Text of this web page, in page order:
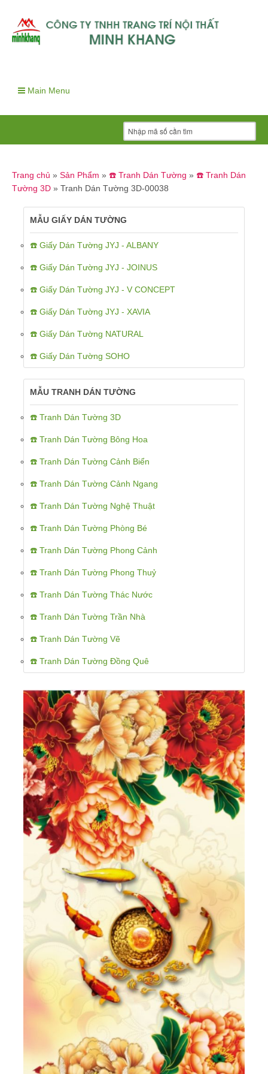
Main Menu
Trang chủ » Sản Phẩm » ☎️ Tranh Dán Tường » ☎️ Tranh Dán
Tường 3D » Tranh Dán Tường 3D-00038
MẪU GIẤY DÁN TƯỜNG
☎️ Giấy Dán Tường JYJ - ALBANY
☎️ Giấy Dán Tường JYJ - JOINUS
☎️ Giấy Dán Tường JYJ - V CONCEPT
☎️ Giấy Dán Tường JYJ - XAVIA
☎️ Giấy Dán Tường NATURAL
☎️ Giấy Dán Tường SOHO
MẪU TRANH DÁN TƯỜNG
☎️ Tranh Dán Tường 3D
☎️ Tranh Dán Tường Bông Hoa
☎️ Tranh Dán Tường Cảnh Biển
☎️ Tranh Dán Tường Cảnh Ngang
☎️ Tranh Dán Tường Nghệ Thuật
☎️ Tranh Dán Tường Phòng Bé
☎️ Tranh Dán Tường Phong Cảnh
☎️ Tranh Dán Tường Phong Thuỷ
☎️ Tranh Dán Tường Thác Nước
☎️ Tranh Dán Tường Trần Nhà
☎️ Tranh Dán Tường Vẽ
☎️ Tranh Dán Tường Đồng Quê